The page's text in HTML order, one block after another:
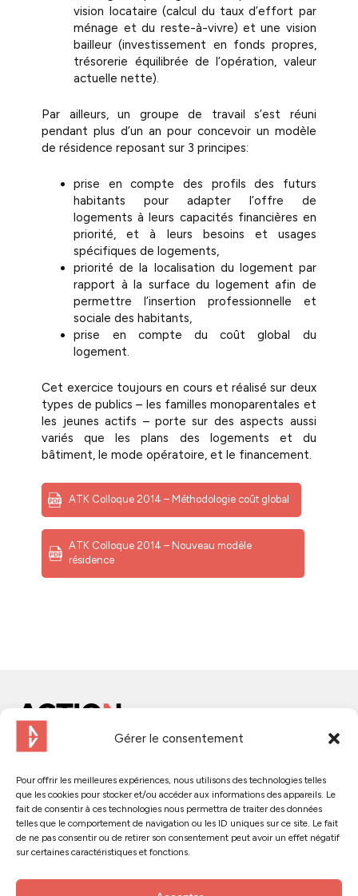
Gérer le consentement
Pour offrir les meilleures expériences, nous utilisons des technologies telles
que les cookies pour stocker et/ou accéder aux informations des appareils. Le
fait de consentir à ces technologies nous permettra de traiter des données
telles que le comportement de navigation ou les ID uniques sur ce site. Le fait
de ne pas consentir ou de retirer son consentement peut avoir un effet négatif
sur certaines caractéristiques et fonctions.
vision locataire (calcul du taux d’effort par
ménage et du reste-à-vivre) et une vision
bailleur (investissement en fonds propres,
trésorerie équilibrée de l’opération, valeur
actuelle nette).
Par ailleurs, un groupe de travail s’est réuni
pendant plus d’un an pour concevoir un modèle
de résidence reposant sur 3 principes:
prise en compte des profils des futurs
habitants pour adapter l’offre de
logements à leurs capacités financières en
priorité, et à leurs besoins et usages
spécifiques de logements,
priorité de la localisation du logement par
rapport à la surface du logement afin de
permettre l’insertion professionnelle et
sociale des habitants,
prise en compte du coût global du
logement.
Cet exercice toujours en cours et réalisé sur deux
types de publics – les familles monoparentales et
les jeunes actifs – porte sur des aspects aussi
variés que les plans des logements et du
bâtiment, le mode opératoire, et le financement.
ATK Colloque 2014 – Méthodologie coût global
ATK Colloque 2014 – Nouveau modèle
résidence
Suivez-nous :